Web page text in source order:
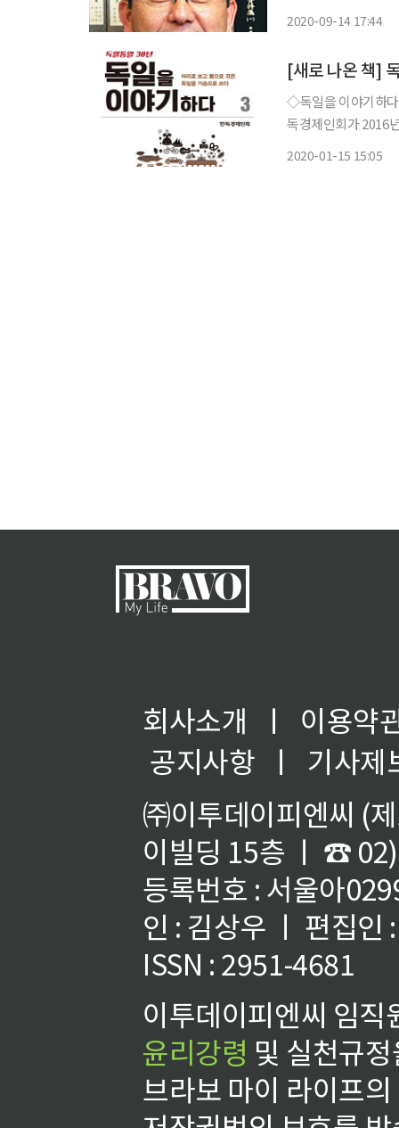
2020-09-14 17:44
[새로 나온 책]
◇독일을 이야기하다3/ 한
독경제인회가 2016
2020-01-15 15:05
회사소개 ㅣ
이용약
공지사항
ㅣ
기사제
㈜이투데이피엔씨 (
이빌딩 15층 ㅣ ☎
등록번호 : 서울아
인 : 김상우 ㅣ 편집인
ISSN : 2951-4681
이투데이피엔씨 임
윤리강령 및 실천규
브라보 마이 라이프